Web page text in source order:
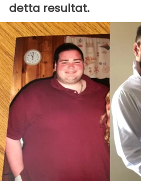
detta resultat.